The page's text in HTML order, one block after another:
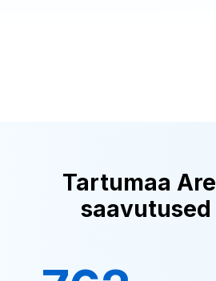
Tartumaa